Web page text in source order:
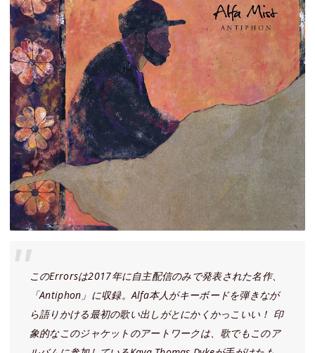
このErrorsは2017年に自主配信のみで発表された名作、
「Antiphon」に収録。Alfa本人がキーボードを弾きなが
ら語りかける最初の歌い出しがとにかくかっこいい！ 印
象的なこのジャケットのアートワークは、歌でもこのア